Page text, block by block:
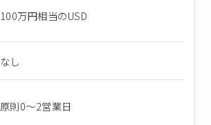
100万円相当のUSD
なし
原則0〜2営業日